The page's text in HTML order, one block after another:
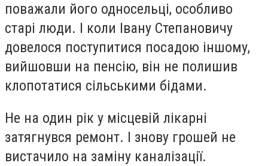
поважали його односельці, особливо
старі люди. І коли Івану Степановичу
довелося поступитися посадою іншому,
вийшовши на пенсію, він не полишив
клопотатися сільськими бідами.
Не на один рік у місцевій лікарні
затягнувся ремонт. І знову грошей не
вистачило на заміну каналізації.